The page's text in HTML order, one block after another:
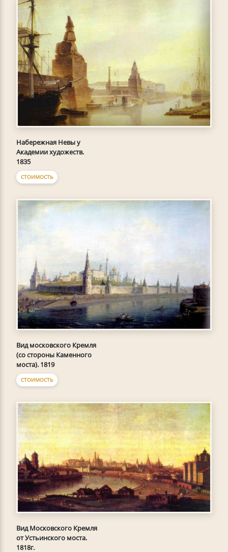
Набережная Невы у
Академии художеств.
1835
СТОИМОСТЬ
Вид московского Кремля
(со стороны Каменного
моста). 1819
СТОИМОСТЬ
Вид Московского Кремля
от Устьинского моста.
1818г.